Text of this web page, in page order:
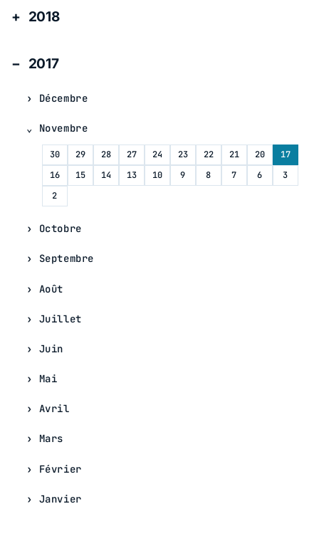
2018
2017
Décembre
Novembre
30 29 28 27 24 23 22 21 20
17
16
15 14 13 10 9 8 7 6
3
2
Octobre
Septembre
Août
Juillet
Juin
Mai
Avril
Mars
Février
Janvier